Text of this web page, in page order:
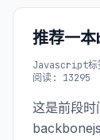
推荐一
Javascript
阅读: 13295
这是前段时